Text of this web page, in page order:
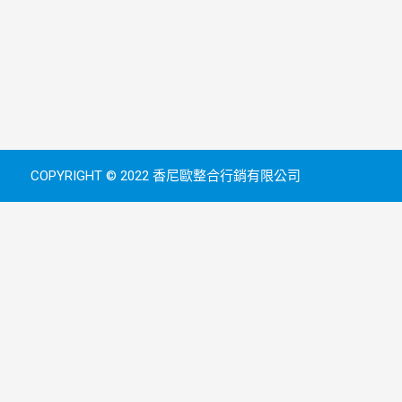
COPYRIGHT © 2022 香尼歐整合行銷有限公司